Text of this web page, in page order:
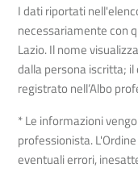
I dati riportati
necessariamente con
Lazio. Il nome
dalla persona iscritta;
registrato nell’Albo
* Le informazioni
professionista.
eventuali errori,